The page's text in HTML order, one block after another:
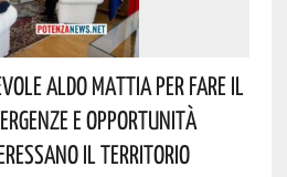
Aldo Mattia Per Fare Il
E Opportunità
Il Territorio